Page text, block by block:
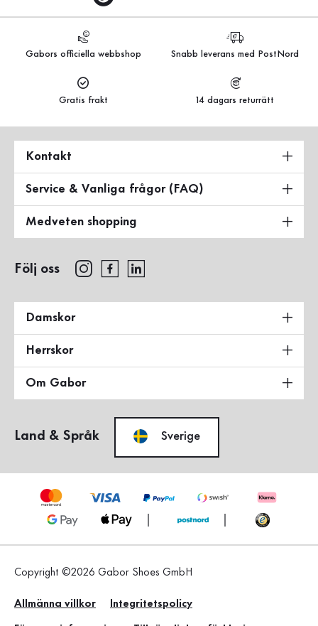
Gabors officiella webbshop Snabb leverans med PostNord
Gratis frakt 14 dagars returrätt
Kontakt
Service & Vanliga frågor (FAQ)
Medveten shopping
Följ oss
Damskor
Herrskor
Om Gabor
Land & Språk Sverige
Copyright ©2026 Gabor Shoes GmbH
Allmänna villkor Integritetspolicy